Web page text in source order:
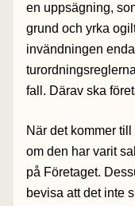
en uppsägning,
grund och yrka
invändningen
fall. Därav ska
När det kommer
om den har varit
på Företaget.
bevisa att det inte